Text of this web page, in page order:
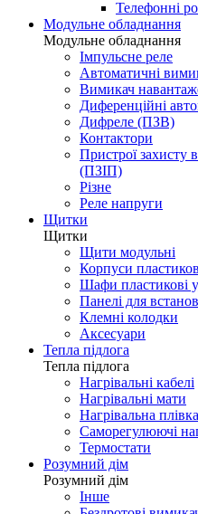
Телефонні
Модульне обладнання
Модульне обладнання
Імпульсне реле
Автоматичні
Вимикач
Диференційні
Дифреле (ПЗВ)
Контактори
Пристрої захисту
(ПЗІП)
Різне
Реле напруги
Щитки
Щитки
Щити модульні
Корпуси
Шафи пластикові
Панелі для
Клемні колодки
Аксесуари
Тепла підлога
Тепла підлога
Нагрівальні кабелі
Нагрівальні мати
Нагрівальна плівка
Саморегулюючі
Термостати
Розумний дім
Розумний дім
Інше